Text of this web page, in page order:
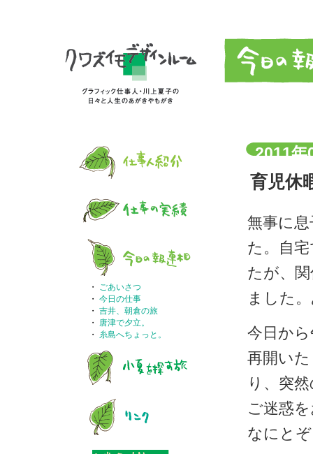
・ ごあいさつ
・ 今日の仕事
・ 吉井、朝倉の旅
・ 唐津で夕立。
・ 糸島へちょっと。
2011年
育児休
無事に
た。自
たが、
ました
今日か
再開い
り、突
ご迷惑
なにと